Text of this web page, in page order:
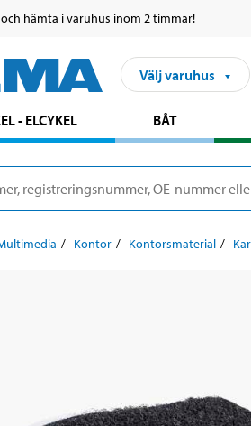
hämta i varuhus inom 2 timmar!
Välj varuhus
- ELCYKEL BÅT
Kontor Kontorsmaterial